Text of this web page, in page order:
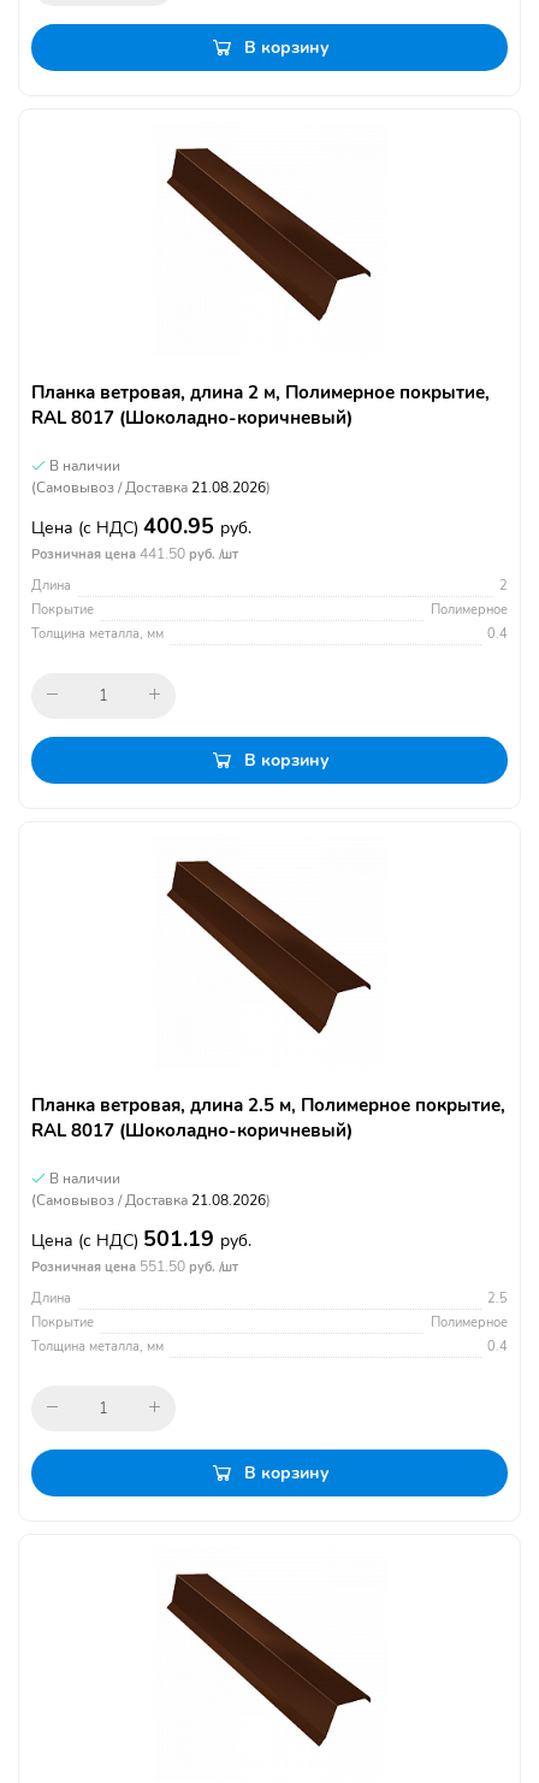
В корзину
Планка ветровая, длина 2 м, Полимерное покрытие,
RAL 8017 (Шоколадно-коричневый)
В наличии
(Самовывоз / Доставка 21.08.2026)
Цена (с НДС) 400.95 руб.
Розничная цена 441.50 руб. /шт
Длина
2
Покрытие
Полимерное
Толщина металла, мм
0.4
В корзину
Планка ветровая, длина 2.5 м, Полимерное покрытие,
RAL 8017 (Шоколадно-коричневый)
В наличии
(Самовывоз / Доставка 21.08.2026)
Цена (с НДС) 501.19 руб.
Розничная цена 551.50 руб. /шт
Длина
2.5
Покрытие
Полимерное
Толщина металла, мм
0.4
В корзину